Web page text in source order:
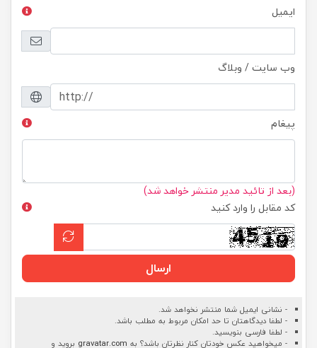
ایمیل
وب سایت / وبلاگ
پیغام
(بعد از تائید مدیر منتشر خواهد شد)
کد مقابل را وارد کنید
ارسال
- نشانی ایمیل شما منتشر نخواهد شد.
- لطفا دیدگاهتان تا حد امکان مربوط به مطلب باشد.
- لطفا فارسی بنویسید.
- میخواهید عکس خودتان کنار نظرتان باشد؟ به gravatar.com بروید و